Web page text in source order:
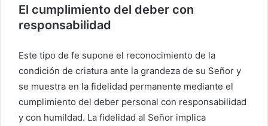
El cumplimiento del deber con
responsabilidad
Este tipo de fe supone el reconocimiento de la
condición de criatura ante la grandeza de su Señor y
se muestra en la fidelidad permanente mediante el
cumplimiento del deber personal con responsabilidad
y con humildad. La fidelidad al Señor implica